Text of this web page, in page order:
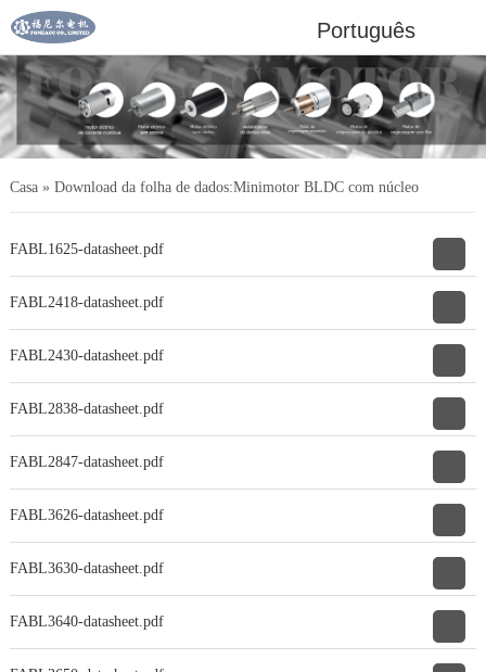
Português
Casa» Download da folha de dados:Minimotor BLDC com núcleo
FABL1625-datasheet.pdf
FABL2418-datasheet.pdf
FABL2430-datasheet.pdf
FABL2838-datasheet.pdf
FABL2847-datasheet.pdf
FABL3626-datasheet.pdf
FABL3630-datasheet.pdf
FABL3640-datasheet.pdf